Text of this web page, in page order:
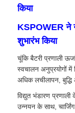
किया
KSPOWER ने
शुभारंभ किया
चूंकि बैटरी प्रणाली
स्वचालन अनुप्रयोगों में
अधिक लचीलापन,
विद्युत भंडारण
उन्नयन के साथ,